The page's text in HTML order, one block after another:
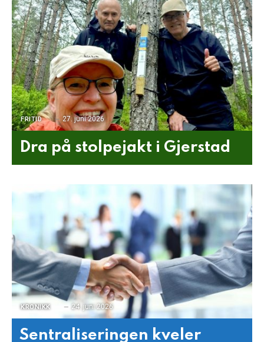
FRITID 27. juni 2026
Dra på stolpejakt i Gjerstad
KRONIKK 24. juni 2026
Sentraliseringen kveler